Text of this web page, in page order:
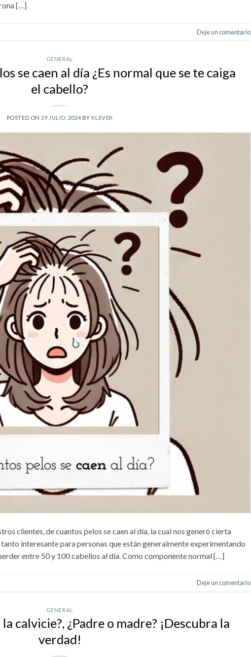
[…]
Deje un comentario
GENERAL
se caen al día ¿Es normal que se te caiga
el cabello?
POSTED ON 29 JULIO, 2024 BY KLEVEK
clientes, de cuantos pelos se caen al día, la cual nos generó cierta
interesante para personas que están generalmente experimentando
entre 50 y 100 cabellos al día. Como componente normal […]
Deje un comentario
GENERAL
calvicie?, ¿Padre o madre? ¡Descubra la
verdad!